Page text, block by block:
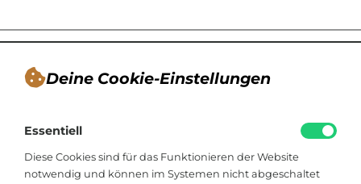
Deine Cookie-Einstellungen
Essentiell
Diese Cookies sind für das Funktionieren der Website
notwendig und können im Systemen nicht abgeschaltet
Blogger, Berater für nachhaltiges
Kommunikationsdesign, Catering